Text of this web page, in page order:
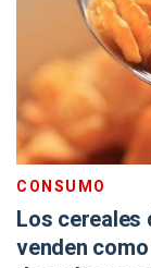
CONSUMO
Los cereales
venden